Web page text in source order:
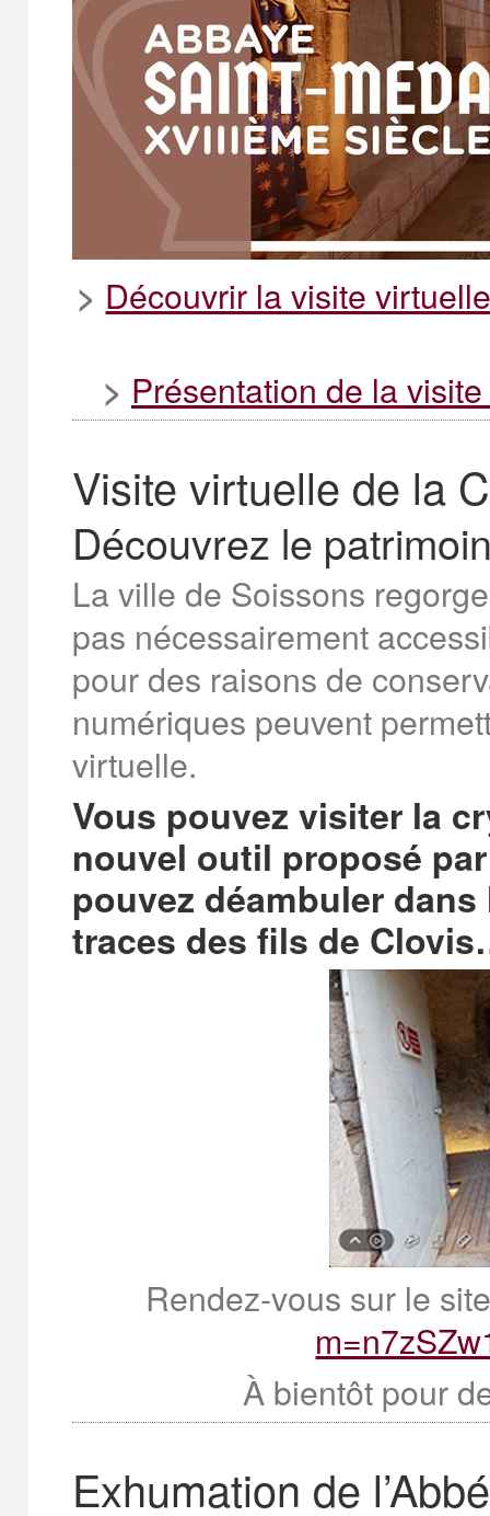
> Découvrir la visite
> Présentation de la
Visite virtuelle de la
Découvrez le
La ville de Soissons
pas nécessairement
pour des raisons de
numériques peuvent
virtuelle.
Vous pouvez visiter la
nouvel outil proposé
pouvez déambuler
traces des fils de
Rendez-vous sur le
À bientôt pour
Exhumation de